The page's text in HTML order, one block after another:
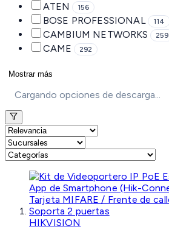
ATEN 156
BOSE PROFESSIONAL 114
CAMBIUM NETWORKS 259
CAME 292
Mostrar más
Cargando opciones de descarga...
HIKVISION